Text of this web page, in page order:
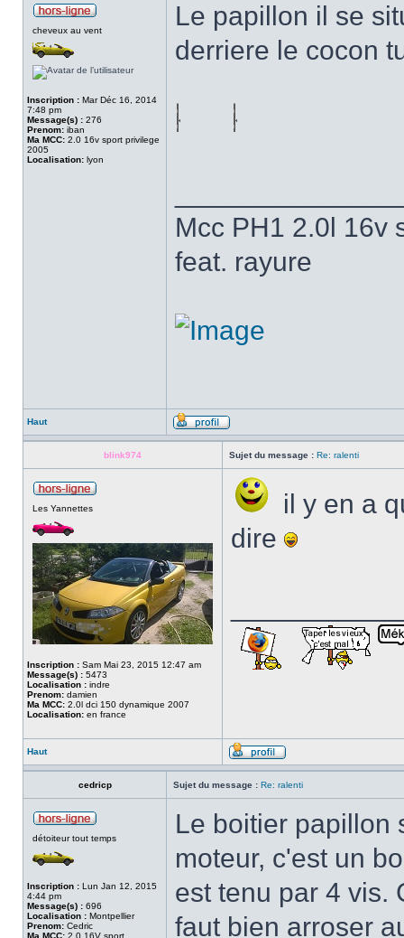
cheveux au vent
Inscription : Mar Déc 16, 2014
7:48 pm
Message(s) : 276
Prenom: iban
Ma MCC: 2.0 16v sport privilege
2005
Localisation: lyon
Le papillon il se
derriere le cocon
Mcc PH1 2.0l 16v
feat. rayure
Haut
blink974 Sujet du message : Re: ralenti
Les Yannettes
Inscription : Sam Mai 23, 2015 12:47 am
Message(s) : 5473
Localisation : indre
Prenom: damien
Ma MCC: 2.0l dci 150 dynamique 2007
Localisation: en france
il y en a
dire
Haut
cedricp Sujet du message : Re: ralenti
détoiteur tout temps
Inscription : Lun Jan 12, 2015
4:44 pm
Message(s) : 696
Localisation : Montpellier
Prenom: Cedric
Ma MCC: 2.0 16V sport
Le boitier papillon
moteur, c'est un
est tenu par 4 vis.
faut bien arroser